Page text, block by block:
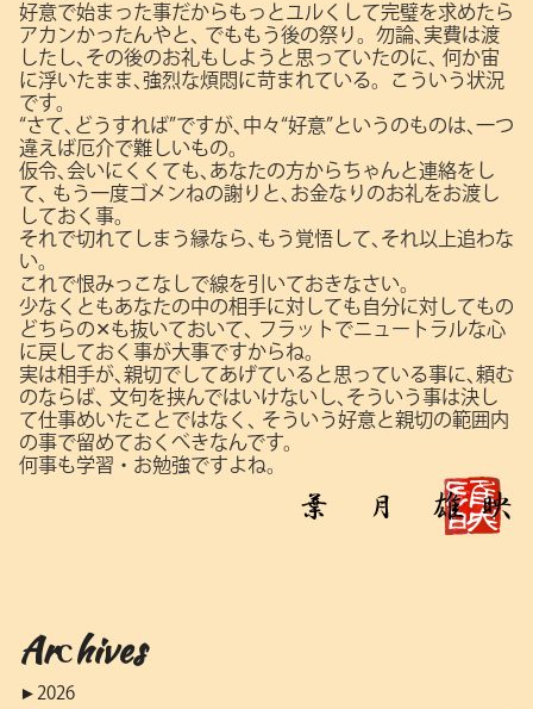
好意で始まった事だからもっとユルくして完璧を求めたら
アカンかったんやと､
でももう後の祭り。勿論､実費は渡
したし､その後のお礼もしようと思っていたのに､
何か宙
に浮いたまま､強烈な煩悶に苛まれている。こういう状況
です。
“さて､どうすれば”ですが､中々“好意”というのものは､一つ
違えば厄介で難しいもの。
仮令､会いにくくても､あなたの方からちゃんと連絡をし
て､
もう一度ゴメンねの謝りと､お金なりのお礼をお渡し
しておく事。
それで切れてしまう縁なら､もう覚悟して､それ以上追わな
い。
これで恨みっこなしで線を引いておきなさい。
少なくともあなたの中の相手に対しても自分に対してもの
どちらの✕も抜いておいて､
フラットでニュートラルな心
に戻しておく事が大事ですからね。
実は相手が､親切でしてあげていると思っている事に､頼む
のならば､
文句を挟んではいけないし､そういう事は決し
て仕事めいたことではなく､
そういう好意と親切の範囲内
の事で留めておくべきなんです。
何事も学習・お勉強ですよね。
Archives
► 2026